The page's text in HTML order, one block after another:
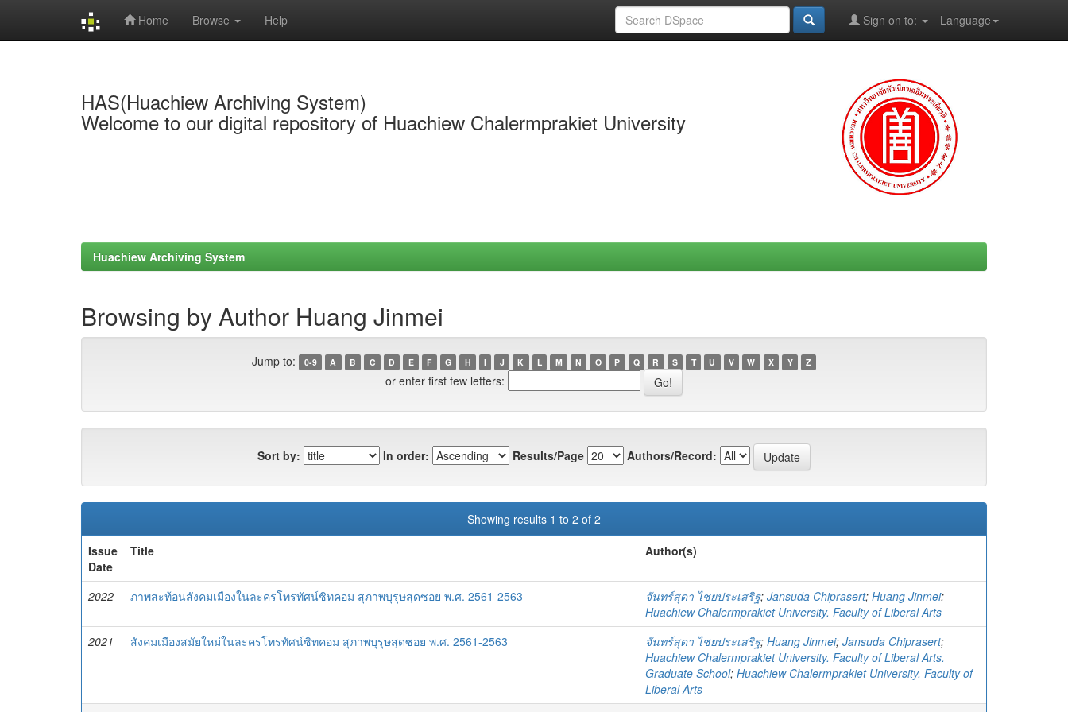
Home Browse Help Language
Sign on to:
HAS(Huachiew Archiving System)
Welcome to our digital repository of Huachiew Chalermprakiet University
Huachiew Archiving System
Browsing by Author Huang Jinmei
Jump to: 0-9 A B C D E F G H I J K L M N O P Q R S T U V W X Y Z
or enter first few letters:
Sort by: In order: Results/Page Authors/Record:
Showing results 1 to 2 of 2
Issue
Date
Title Author(s)
2022 ภาพสะท้อนสังคมเมืองในละครโทรทัศน์ซิทคอม สุภาพบุรุษสุดซอย พ.ศ. 2561-2563 จันทร์สุดา ไชยประเสริฐ; Jansuda Chiprasert; Huang Jinmei;
Huachiew Chalermprakiet University. Faculty of Liberal Arts
2021
สังคมเมืองสมัยใหม่ในละครโทรทัศน์ซิทคอม สุภาพบุรุษสุดซอย พ.ศ. 2561-2563 จันทร์สุดา ไชยประเสริฐ; Huang Jinmei; Jansuda Chiprasert;
Huachiew Chalermprakiet University. Faculty of Liberal Arts.
Graduate School; Huachiew Chalermprakiet University. Faculty of
Liberal Arts